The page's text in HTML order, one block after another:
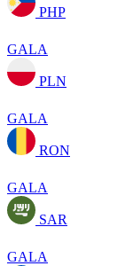
PHP
GALA
PLN
GALA
RON
GALA
SAR
GALA